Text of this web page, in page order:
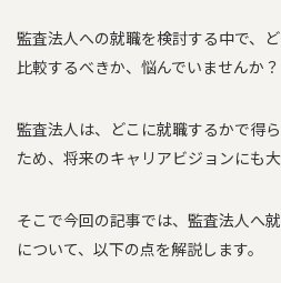
監査法人への就職を検討する中で、
比較するべきか、悩んでいませんか？
監査法人は、どこに就職するかで得
ため、将来のキャリアビジョンにも
そこで今回の記事では、監査法人へ
について、以下の点を解説します。